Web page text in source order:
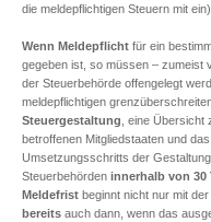
die meldepflichtigen Steuern mit ein).
Wenn Meldepflicht für ein
gegeben ist, so müssen – zumeist
der Steuerbehörde offengelegt
meldepflichtigen
Steuergestaltung , eine
betroffenen Mitgliedstaaten und das
Umsetzungsschritts der Gestaltung.
Steuerbehörden innerhalb von 30
Meldefrist beginnt nicht nur mit
bereits auch dann, wenn das